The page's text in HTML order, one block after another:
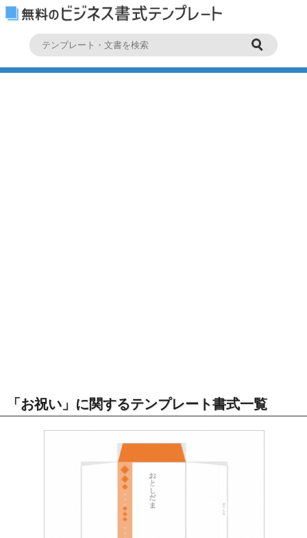
「お祝い」に関するテンプレート書式一覧